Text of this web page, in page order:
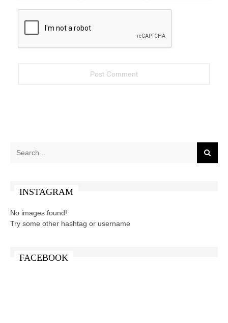
INSTAGRAM
No images found!
Try some other hashtag or username
FACEBOOK